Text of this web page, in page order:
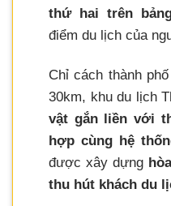
thứ hai trên
điểm du lịch của
Chỉ cách thành
30km, khu du lịch
vật gắn liền với
hợp cùng hệ
được xây dựng
thu hút khách du